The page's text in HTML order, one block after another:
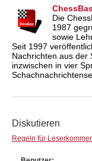
Die
1987
sowie
Seit 1997
Nachrichten aus der
inzwischen in vier
Diskutieren
Regeln für